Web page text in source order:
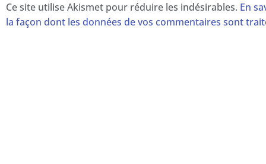
Ce site utilise Akismet pour réduire les indésirables. En
la façon dont les données de vos commentaires sont